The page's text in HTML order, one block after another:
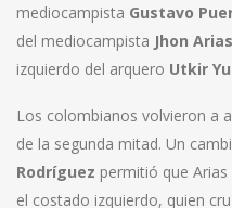
mediocampista Gustavo
del mediocampista Jhon Arias
izquierdo del arquero Utkir
Los colombianos volvieron a
de la segunda mitad. Un
Rodríguez permitió que
el costado izquierdo, quien